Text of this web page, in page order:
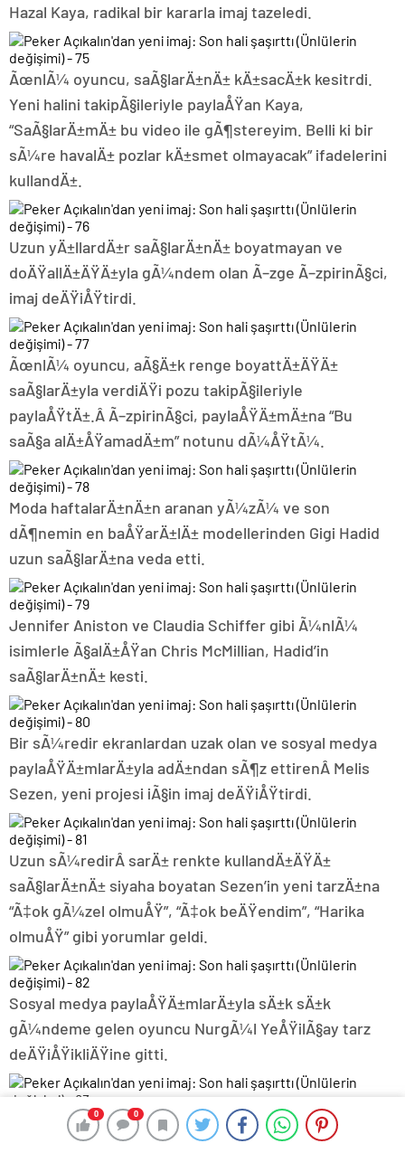
0 0
Hazal Kaya, radikal bir kararla imaj tazeledi.
ÃœnlÃ¼ oyuncu, saÃ§larÄ±nÄ± kÄ±sacÄ±k kesitrdi.
Yeni halini takipÃ§ileriyle paylaÅŸan Kaya,
“SaÃ§larÄ±mÄ± bu video ile gÃ¶stereyim. Belli ki bir
sÃ¼re havalÄ± pozlar kÄ±smet olmayacak” ifadelerini
kullandÄ±.
Uzun yÄ±llardÄ±r saÃ§larÄ±nÄ± boyatmayan ve
doÄŸallÄ±ÄŸÄ±yla gÃ¼ndem olan Ã–zge Ã–zpirinÃ§ci,
imaj deÄŸiÅŸtirdi.
ÃœnlÃ¼ oyuncu, aÃ§Ä±k renge boyattÄ±ÄŸÄ±
saÃ§larÄ±yla verdiÄŸi pozu takipÃ§ileriyle
paylaÅŸtÄ±.Â Ã–zpirinÃ§ci, paylaÅŸÄ±mÄ±na “Bu
saÃ§a alÄ±ÅŸamadÄ±m” notunu dÃ¼ÅŸtÃ¼.
Moda haftalarÄ±nÄ±n aranan yÃ¼zÃ¼ ve son
dÃ¶nemin en baÅŸarÄ±lÄ± modellerinden Gigi Hadid
uzun saÃ§larÄ±na veda etti.
Jennifer Aniston ve Claudia Schiffer gibi Ã¼nlÃ¼
isimlerle Ã§alÄ±ÅŸan Chris McMillian, Hadid’in
saÃ§larÄ±nÄ± kesti.
Bir sÃ¼redir ekranlardan uzak olan ve sosyal medya
paylaÅŸÄ±mlarÄ±yla adÄ±ndan sÃ¶z ettirenÂ Melis
Sezen, yeni projesi iÃ§in imaj deÄŸiÅŸtirdi.
Uzun sÃ¼redirÂ sarÄ± renkte kullandÄ±ÄŸÄ±
saÃ§larÄ±nÄ± siyaha boyatan Sezen’in yeni tarzÄ±na
“Ã‡ok gÃ¼zel olmuÅŸ”, “Ã‡ok beÄŸendim”, “Harika
olmuÅŸ” gibi yorumlar geldi.
Sosyal medya paylaÅŸÄ±mlarÄ±yla sÄ±k sÄ±k
gÃ¼ndeme gelen oyuncu NurgÃ¼l YeÅŸilÃ§ay tarz
deÄŸiÅŸikliÄŸine gitti.
ÃœnlÃ¼ oyuncu, “KakÃ¼llerimi hala gÃ¶rmeyenler
var inanamÄ±yorum” diyerek yeni stilini takipÃ§ileriyle